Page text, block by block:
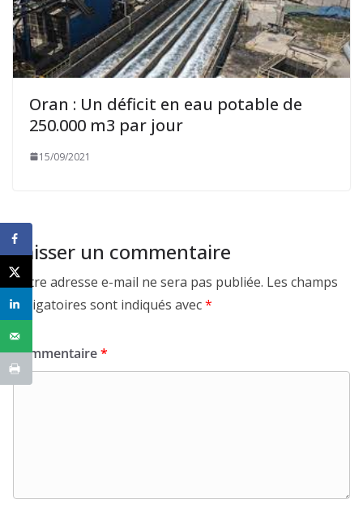
Oran : Un déficit en eau potable de
250.000 m3 par jour
15/09/2021
Laisser un commentaire
Votre adresse e-mail ne sera pas publiée. Les champs
obligatoires sont indiqués avec*
Commentaire*